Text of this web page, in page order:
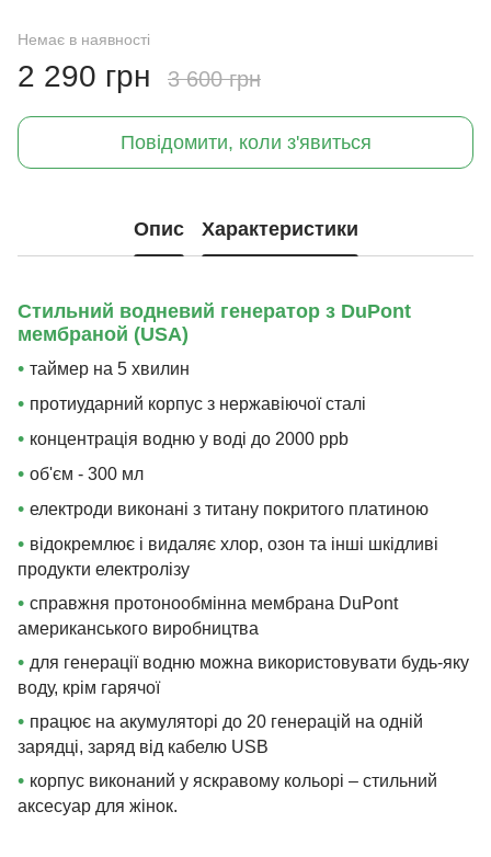
Немає в наявності
2 290 грн 3 600 грн
Повідомити, коли з'явиться
Опис Характеристики
Стильний водневий генератор з DuPont
мембраной (USA)
• таймер на 5 хвилин
• протиударний корпус з нержавіючої сталі
• концентрація водню у воді до 2000 ppb
• об'єм - 300 мл
• електроди виконані з титану покритого платиною
• відокремлює і видаляє хлор, озон та інші шкідливі
продукти електролізу
• справжня протонообмінна мембрана DuPont
американського виробництва
• для генерації водню можна використовувати будь-яку
воду, крім гарячої
• працює на акумуляторі до 20 генерацій на одній
зарядці, заряд від кабелю USB
• корпус виконаний у яскравому кольорі – стильний
аксесуар для жінок.